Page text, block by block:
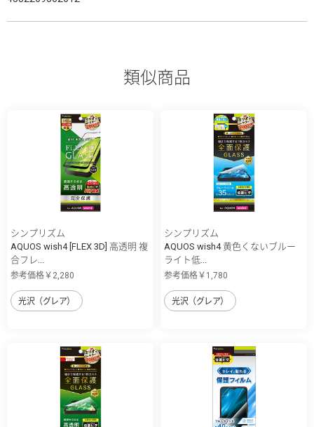
類似商品
シンプリズム
AQUOS wish4 [FLEX 3D] 高透明 複
合フレ...
参考価格￥2,280
光沢（グレア）
シンプリズム
AQUOS wish4 黄色くないブルー
ライト低...
参考価格￥1,780
光沢（グレア）